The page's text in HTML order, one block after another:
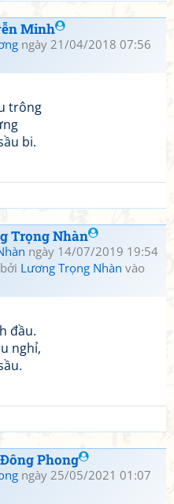
Minh
ngày 21/04/2018 07:56
trông
bi.
Trọng Nhàn
ngày 14/07/2019 19:54
Lương Trọng Nhàn vào
đầu.
nghỉ,
Phong
ngày 25/05/2021 01:07